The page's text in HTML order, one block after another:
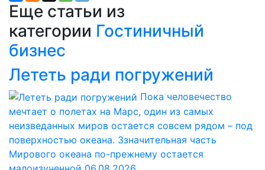
Еще статьи из
категории Гостиничный
бизнес
Лететь ради погружений
Пока человечество
мечтает о полетах на Марс, один из самых
неизведанных миров остается совсем рядом – под
поверхностью океана. Ззначительная часть
Мирового океана по-прежнему остается